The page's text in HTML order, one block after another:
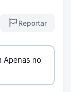
Reportar
Apenas no